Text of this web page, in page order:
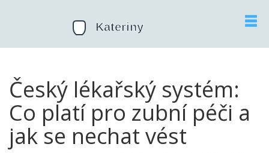
Český lékařský systém:
Co platí pro zubní péči a
jak se nechat vést